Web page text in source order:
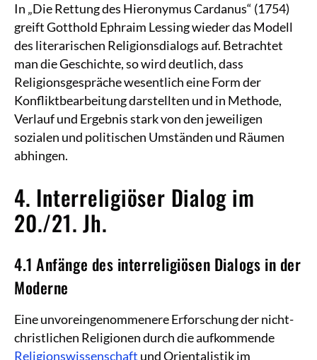
In „Die Rettung des Hieronymus Cardanus“ (1754)
greift Gotthold Ephraim Lessing wieder das Modell
des literarischen Religionsdialogs auf. Betrachtet
man die Geschichte, so wird deutlich, dass
Religionsgespräche wesentlich eine Form der
Konfliktbearbeitung darstellten und in Methode,
Verlauf und Ergebnis stark von den jeweiligen
sozialen und politischen Umständen und Räumen
abhingen.
4. Interreligiöser Dialog im
20./21. Jh.
4.1 Anfänge des interreligiösen Dialogs in der
Moderne
Eine unvoreingenommenere Erforschung der nicht-
christlichen Religionen durch die aufkommende
Religionswissenschaft und Orientalistik im